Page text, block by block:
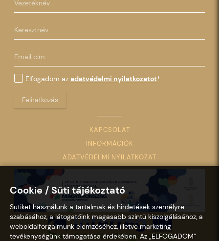
Elfogadom az adatvédelmi nyilatkozatot*
Feliratkozás
KAPCSOLAT
INFORMÁCIÓK
ADATVÉDELMI NYILATKOZAT
Cookie / Süti tájékoztató
Sütiket használunk a tartalmak és hirdetések személyre
szabásához, a látogatóink magasabb szintű kiszolgálásához, a
weboldalforgalmunk elemzéséhez, illetve marketing
tevékenységünk támogatása érdekében. Az „ELFOGADOM”